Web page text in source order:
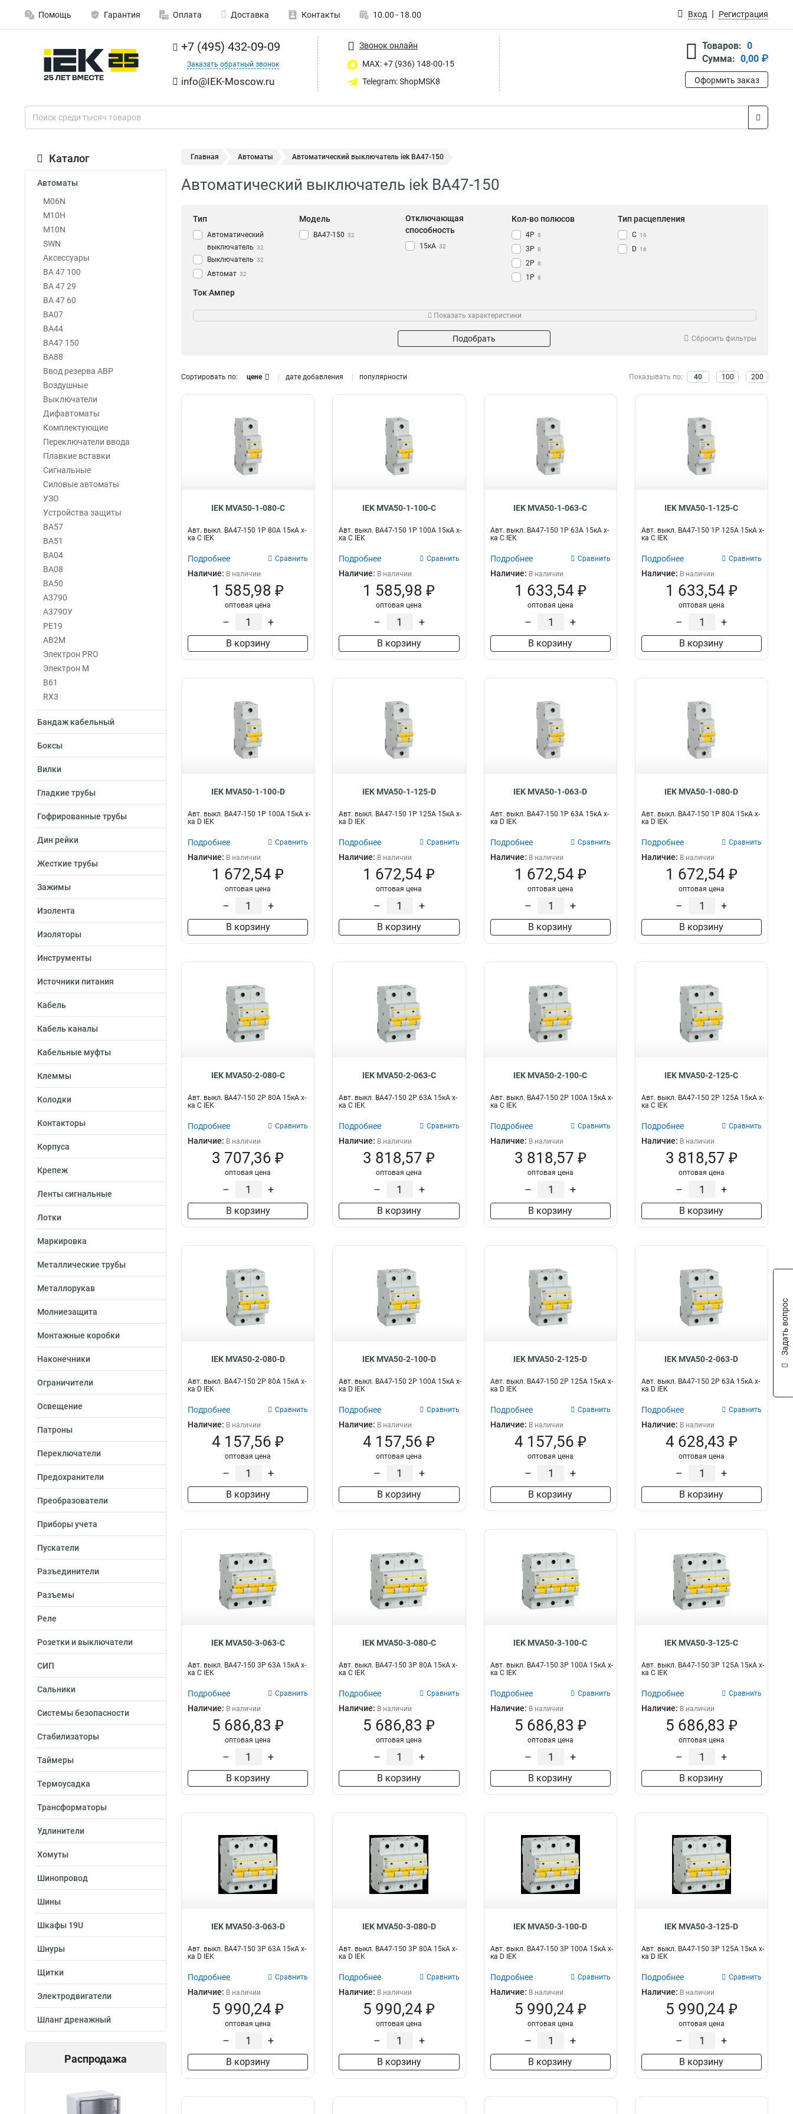
Помощь Гарантия Оплата Доставка Контакты 10.00 - 18.00 Вход Регистрация
+7 (495) 432-09-09
Заказать обратный звонок
info@IEK-Moscow.ru
Звонок онлайн
MAX: +7 (936) 148-00-15
Telegram: ShopMSK8
Товаров: 0
Сумма: 0,00 ₽
Оформить заказ
Каталог
Автоматы
M06N
M10H
M10N
SWN
Аксессуары
ВА 47 100
ВА 47 29
ВА 47 60
ВА07
ВА44
ВА47 150
ВА88
Ввод резерва АВР
Воздушные
Выключатели
Дифавтоматы
Комплектующие
Переключатели ввода
Плавкие вставки
Сигнальные
Силовые автоматы
УЗО
Устройства защиты
ВА57
ВА51
ВА04
ВА08
ВА50
А3790
А3790У
PE19
АВ2М
Электрон PRO
Электрон М
В61
RX3
Бандаж кабельный
Боксы
Вилки
Гладкие трубы
Гофрированные трубы
Дин рейки
Жесткие трубы
Зажимы
Изолента
Изоляторы
Инструменты
Источники питания
Кабель
Кабель каналы
Кабельные муфты
Клеммы
Колодки
Контакторы
Корпуса
Крепеж
Ленты сигнальные
Лотки
Маркировка
Металлические трубы
Металлорукав
Молниезащита
Монтажные коробки
Наконечники
Ограничители
Освещение
Патроны
Переключатели
Предохранители
Преобразователи
Приборы учета
Пускатели
Разъединители
Разъемы
Реле
Розетки и выключатели
СИП
Сальники
Системы безопасности
Стабилизаторы
Таймеры
Термоусадка
Трансформаторы
Удлинители
Хомуты
Шинопровод
Шины
Шкафы 19U
Шнуры
Щитки
Электродвигатели
Шланг дренажный
Распродажа
Главная Автоматы Автоматический выключатель iek ВА47-150
Автоматический выключатель iek ВА47-150
Тип
Автоматический
выключатель 32
Выключатель 32
Автомат 32
Модель
ВА47-150 32
Отключающая
способность
15кА 32
Кол-во полюсов
4Р 8
3Р 8
2Р 8
1Р 8
Тип расцепления
C 16
D 16
Ток Ампер
80А 8
63А 8
Показать характеристики
Подобрать Сбросить фильтры
Сортировать по: цене дате добавления популярности Показывать по: 40 100 200
IEK MVA50-1-080-C
Авт. выкл. ВА47-150 1Р 80А 15кА х-
ка C IEK
Подробнее Сравнить
Наличие: В наличии
1 585,98 ₽
оптовая цена
– +
В корзину
IEK MVA50-1-100-C
Авт. выкл. ВА47-150 1Р 100А 15кА х-
ка C IEK
Подробнее Сравнить
Наличие: В наличии
1 585,98 ₽
оптовая цена
– +
В корзину
IEK MVA50-1-063-C
Авт. выкл. ВА47-150 1Р 63А 15кА х-
ка C IEK
Подробнее Сравнить
Наличие: В наличии
1 633,54 ₽
оптовая цена
– +
В корзину
IEK MVA50-1-125-C
Авт. выкл. ВА47-150 1Р 125А 15кА х-
ка C IEK
Подробнее Сравнить
Наличие: В наличии
1 633,54 ₽
оптовая цена
– +
В корзину
IEK MVA50-1-100-D
Авт. выкл. ВА47-150 1Р 100А 15кА х-
ка D IEK
Подробнее Сравнить
Наличие: В наличии
1 672,54 ₽
оптовая цена
– +
В корзину
IEK MVA50-1-125-D
Авт. выкл. ВА47-150 1Р 125А 15кА х-
ка D IEK
Подробнее Сравнить
Наличие: В наличии
1 672,54 ₽
оптовая цена
– +
В корзину
IEK MVA50-1-063-D
Авт. выкл. ВА47-150 1Р 63А 15кА х-
ка D IEK
Подробнее Сравнить
Наличие: В наличии
1 672,54 ₽
оптовая цена
– +
В корзину
IEK MVA50-1-080-D
Авт. выкл. ВА47-150 1Р 80А 15кА х-
ка D IEK
Подробнее Сравнить
Наличие: В наличии
1 672,54 ₽
оптовая цена
– +
В корзину
IEK MVA50-2-080-C
Авт. выкл. ВА47-150 2Р 80А 15кА х-
ка C IEK
Подробнее Сравнить
Наличие: В наличии
3 707,36 ₽
оптовая цена
– +
В корзину
IEK MVA50-2-063-C
Авт. выкл. ВА47-150 2Р 63А 15кА х-
ка C IEK
Подробнее Сравнить
Наличие: В наличии
3 818,57 ₽
оптовая цена
– +
В корзину
IEK MVA50-2-100-C
Авт. выкл. ВА47-150 2Р 100А 15кА х-
ка C IEK
Подробнее Сравнить
Наличие: В наличии
3 818,57 ₽
оптовая цена
– +
В корзину
IEK MVA50-2-125-C
Авт. выкл. ВА47-150 2Р 125А 15кА х-
ка C IEK
Подробнее Сравнить
Наличие: В наличии
3 818,57 ₽
оптовая цена
– +
В корзину
IEK MVA50-2-080-D
Авт. выкл. ВА47-150 2Р 80А 15кА х-
ка D IEK
Подробнее Сравнить
Наличие: В наличии
4 157,56 ₽
оптовая цена
– +
В корзину
IEK MVA50-2-100-D
Авт. выкл. ВА47-150 2Р 100А 15кА х-
ка D IEK
Подробнее Сравнить
Наличие: В наличии
4 157,56 ₽
оптовая цена
– +
В корзину
IEK MVA50-2-125-D
Авт. выкл. ВА47-150 2Р 125А 15кА х-
ка D IEK
Подробнее Сравнить
Наличие: В наличии
4 157,56 ₽
оптовая цена
– +
В корзину
IEK MVA50-2-063-D
Авт. выкл. ВА47-150 2Р 63А 15кА х-
ка D IEK
Подробнее Сравнить
Наличие: В наличии
4 628,43 ₽
оптовая цена
– +
В корзину
IEK MVA50-3-063-C
Авт. выкл. ВА47-150 3Р 63А 15кА х-
ка C IEK
Подробнее Сравнить
Наличие: В наличии
5 686,83 ₽
оптовая цена
– +
В корзину
IEK MVA50-3-080-C
Авт. выкл. ВА47-150 3Р 80А 15кА х-
ка C IEK
Подробнее Сравнить
Наличие: В наличии
5 686,83 ₽
оптовая цена
– +
В корзину
IEK MVA50-3-100-C
Авт. выкл. ВА47-150 3Р 100А 15кА х-
ка C IEK
Подробнее Сравнить
Наличие: В наличии
5 686,83 ₽
оптовая цена
– +
В корзину
IEK MVA50-3-125-C
Авт. выкл. ВА47-150 3Р 125А 15кА х-
ка C IEK
Подробнее Сравнить
Наличие: В наличии
5 686,83 ₽
оптовая цена
– +
В корзину
IEK MVA50-3-063-D
Авт. выкл. ВА47-150 3Р 63А 15кА х-
ка D IEK
Подробнее Сравнить
Наличие: В наличии
5 990,24 ₽
оптовая цена
– +
В корзину
IEK MVA50-3-080-D
Авт. выкл. ВА47-150 3Р 80А 15кА х-
ка D IEK
Подробнее Сравнить
Наличие: В наличии
5 990,24 ₽
оптовая цена
– +
В корзину
IEK MVA50-3-100-D
Авт. выкл. ВА47-150 3Р 100А 15кА х-
ка D IEK
Подробнее Сравнить
Наличие: В наличии
5 990,24 ₽
оптовая цена
– +
В корзину
IEK MVA50-3-125-D
Авт. выкл. ВА47-150 3Р 125А 15кА х-
ка D IEK
Подробнее Сравнить
Наличие: В наличии
5 990,24 ₽
оптовая цена
– +
В корзину
Задать вопрос